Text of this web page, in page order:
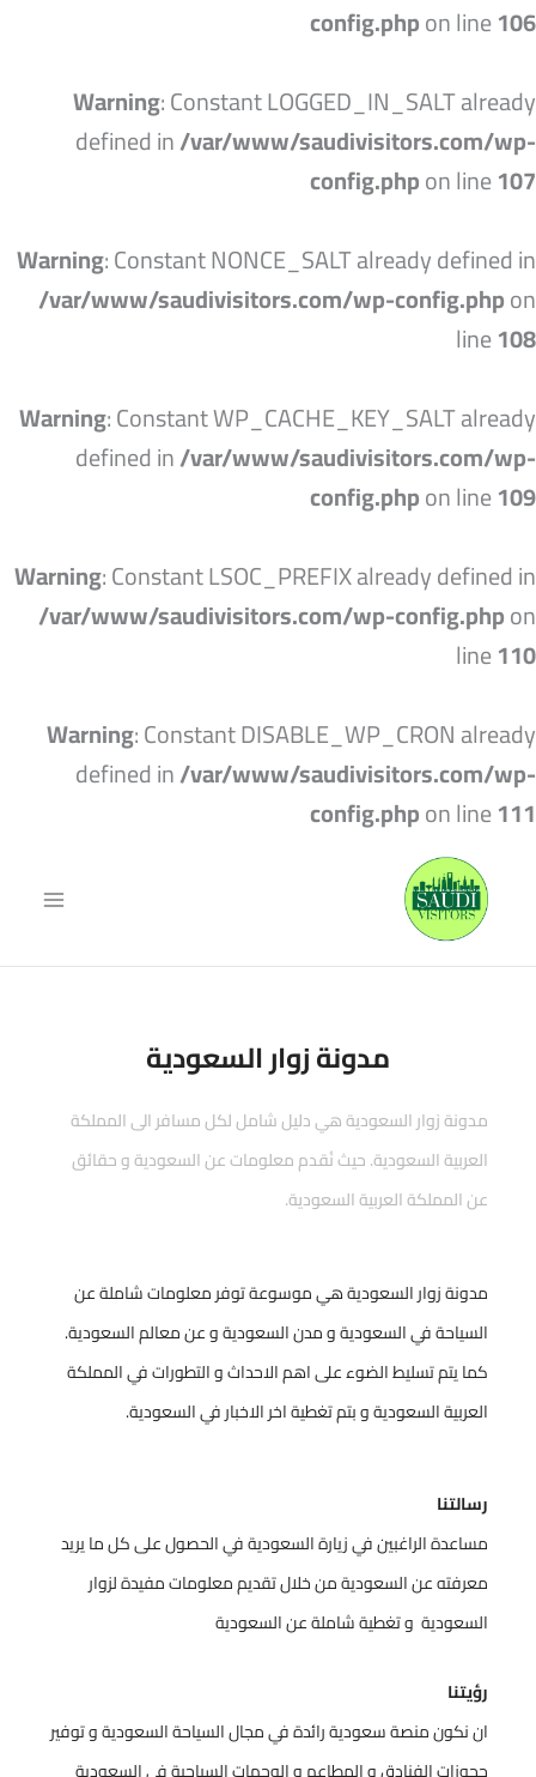
config.phpon line106
Warning: Constant LOGGED_IN_SALT already
defined in/var/www/saudivisitors.com/wp-
config.phpon line107
Warning: Constant NONCE_SALT already defined in
/var/www/saudivisitors.com/wp-config.phpon
line108
Warning: Constant WP_CACHE_KEY_SALT already
defined in/var/www/saudivisitors.com/wp-
config.phpon line109
Warning: Constant LSOC_PREFIX already defined in
/var/www/saudivisitors.com/wp-config.phpon
line110
Warning: Constant DISABLE_WP_CRON already
defined in/var/www/saudivisitors.com/wp-
config.phpon line111
مدونة زوار السعودية
مدونة زوار السعودية هي دليل شامل لكل مسافر الى المملكة
العربية السعودية. حيث نُقدم معلومات عن السعودية و حقائق
عن المملكة العربية السعودية.
مدونة زوار السعودية هي موسوعة توفر معلومات شاملة عن
السياحة في السعودية و مدن السعودية و عن معالم السعودية.
كما يتم تسليط الضوء على اهم الاحداث و التطورات في المملكة
العربية السعودية و بتم تغطية اخر الاخبار في السعودية.
رسالتنا
مساعدة الراغبين في زيارة السعودية في الحصول على كل ما يريد
معرفته عن السعودية من خلال تقديم معلومات مفيدة لزوار
السعودية و تغطية شاملة عن السعودية
رؤيتنا
ان نكون منصة سعودية رائدة في مجال السياحة السعودية و توفير
حجوزات الفنادق و المطاعم و الوجهات السياحية في السعودية